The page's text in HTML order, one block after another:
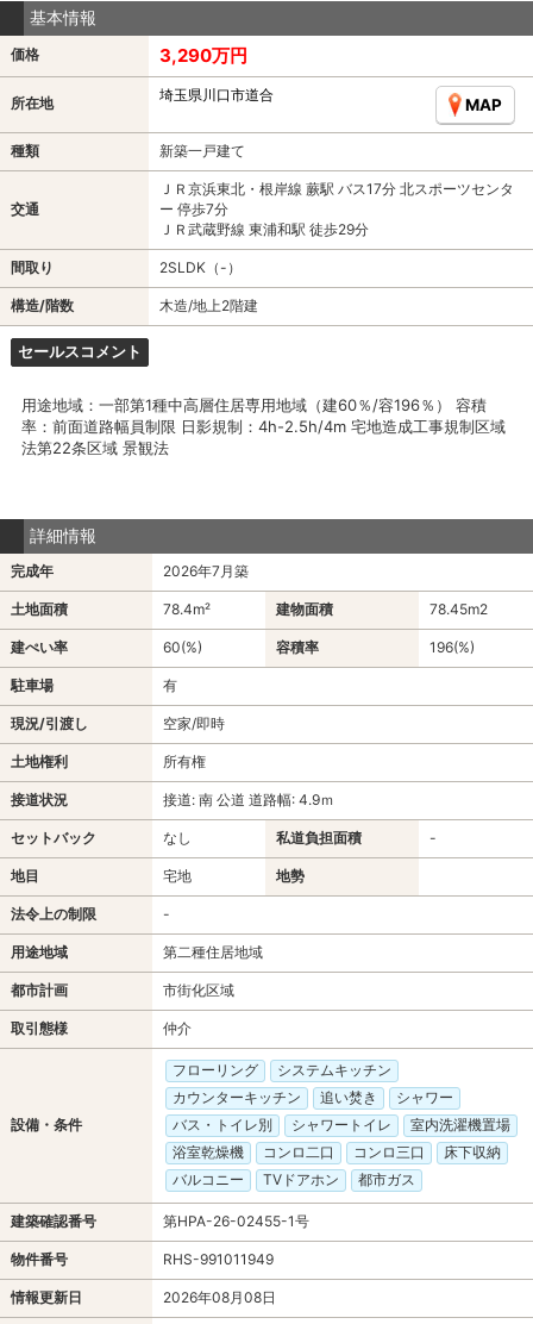
基本情報
価格 3,290万円
所在地 埼玉県川口市道合
MAP
種類 新築一戸建て
交通
ＪＲ京浜東北・根岸線 蕨駅 バス17分 北スポーツセンタ
ー 停歩7分
ＪＲ武蔵野線 東浦和駅 徒歩29分
間取り 2SLDK（-）
構造/階数 木造/地上2階建
セールスコメント
用途地域：一部第1種中高層住居専用地域（建60％/容196％） 容積
率：前面道路幅員制限 日影規制：4h-2.5h/4m 宅地造成工事規制区域
法第22条区域 景観法
詳細情報
完成年 2026年7月築
土地面積 78.4m² 建物面積 78.45m2
建ぺい率 60(%) 容積率 196(%)
駐車場 有
現況/引渡し 空家/即時
土地権利 所有権
接道状況 接道: 南 公道 道路幅: 4.9ｍ
セットバック なし 私道負担面積 -
地目 宅地 地勢
法令上の制限 -
用途地域 第二種住居地域
都市計画 市街化区域
取引態様 仲介
設備・条件
フローリング
システムキッチン
カウンターキッチン
追い焚き
シャワー
バス・トイレ別
シャワートイレ
室内洗濯機置場
浴室乾燥機
コンロ二口 コンロ三口
床下収納
バルコニー
TVドアホン 都市ガス
建築確認番号 第HPA-26-02455-1号
物件番号 RHS-991011949
情報更新日 2026年08月08日